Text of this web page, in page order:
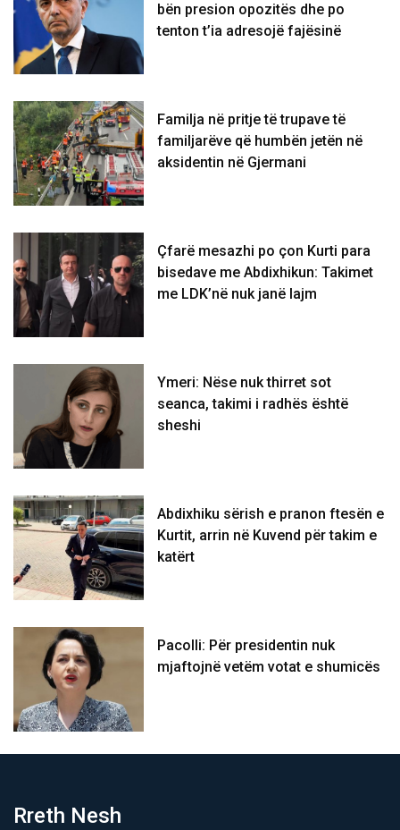
bën presion opozitës dhe po
tenton t’ia adresojë fajësinë
​Familja në pritje të trupave të
familjarëve që humbën jetën në
aksidentin në Gjermani
Çfarë mesazhi po çon Kurti para
bisedave me Abdixhikun: Takimet
me LDK’në nuk janë lajm
Ymeri: Nëse nuk thirret sot
seanca, takimi i radhës është
sheshi
Abdixhiku sërish e pranon ftesën e
Kurtit, arrin në Kuvend për takim e
katërt
Pacolli: Për presidentin nuk
mjaftojnë vetëm votat e shumicës
Rreth Nesh